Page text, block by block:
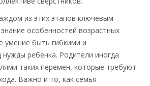
из этих этапов ключевым
особенностей возрастных
умение быть гибкими и
нужды ребенка. Родители иногда
таких перемен, которые требуют
Важно и то, как семья